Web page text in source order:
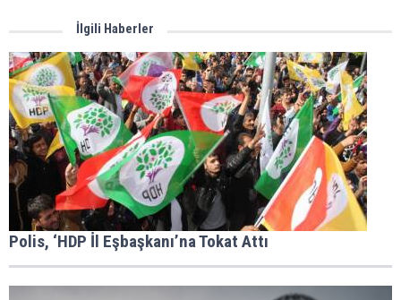
İlgili Haberler
Polis, ‘HDP İl Eşbaşkanı’na Tokat Attı